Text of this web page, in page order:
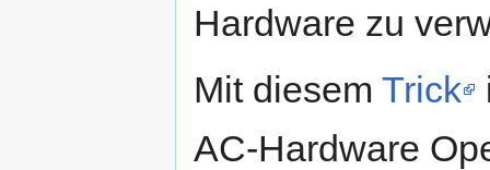
Hardware zu
Mit diesem Trick
AC-Hardware